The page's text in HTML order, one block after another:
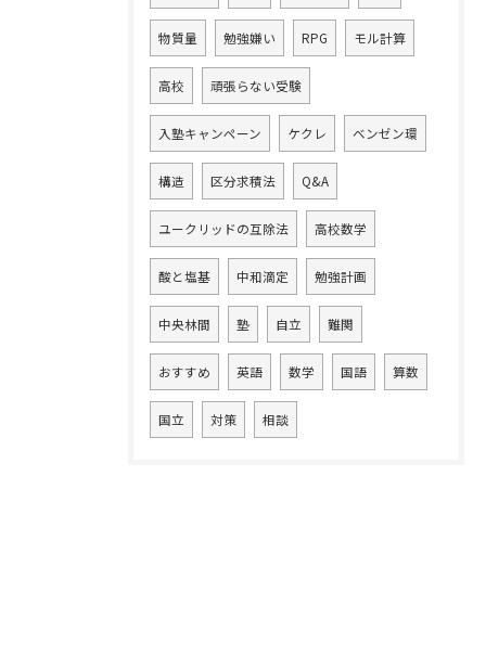
物質量 勉強嫌い RPG モル計算
高校 頑張らない受験
入塾キャンペーン ケクレ ベンゼン環
構造 区分求積法 Q&A
ユークリッドの互除法 高校数学
酸と塩基 中和滴定 勉強計画
中央林間 塾 自立 難関
おすすめ 英語 数学 国語 算数
国立 対策 相談